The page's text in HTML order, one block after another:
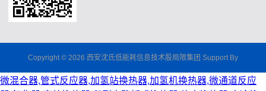
Copyright © 2026 西安沈氏低能耗信息技术股局限集团 Support By
微混合器,管式反应器,加氢站换热器,加氢机换热器,微通道反应